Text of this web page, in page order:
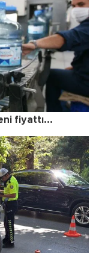
fiyattı...